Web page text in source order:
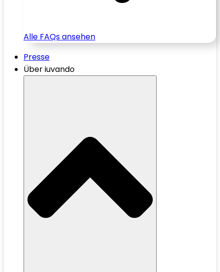
Alle FAQs ansehen
Presse
Über iuvando